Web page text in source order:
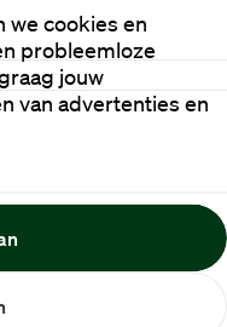
we cookies en
probleemloze
jouw
van advertenties en